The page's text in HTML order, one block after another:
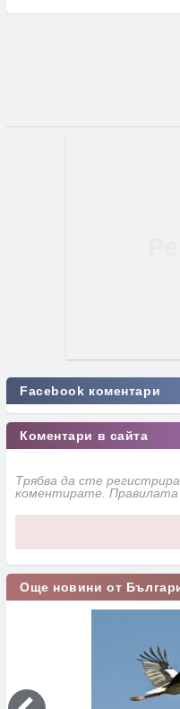
Facebook коментари
Коментари в сайта
Трябва да сте
коментирате. Правилата
Още новини от